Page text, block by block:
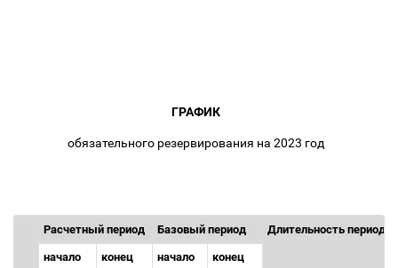
ГРАФИК
обязательного резервирования на 2023 год
Расчетный период Базовый период Длительность периода
начало конец начало конец